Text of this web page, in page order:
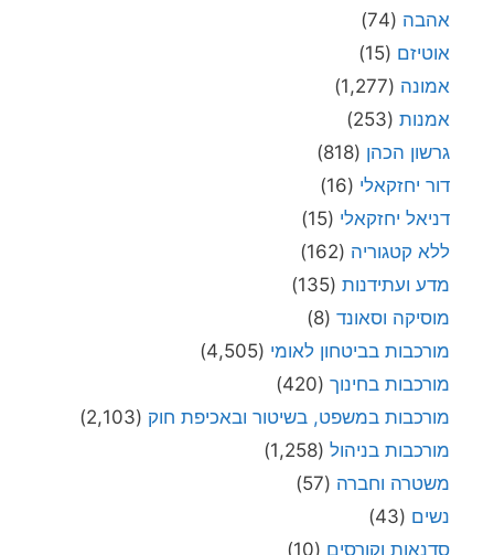
אהבה (74)
אוטיזם (15)
אמונה (1,277)
אמנות (253)
גרשון הכהן (818)
דור יחזקאלי (16)
דניאל יחזקאלי (15)
ללא קטגוריה (162)
מדע ועתידנות (135)
מוסיקה וסאונד (8)
מורכבות בביטחון לאומי (4,505)
מורכבות בחינוך (420)
מורכבות במשפט, בשיטור ובאכיפת חוק (2,103)
מורכבות בניהול (1,258)
משטרה וחברה (57)
נשים (43)
סדנאות וקורסים (10)